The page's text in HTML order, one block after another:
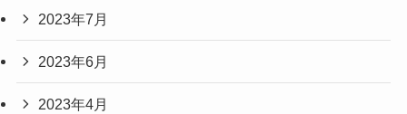
2023年7月
2023年6月
2023年4月